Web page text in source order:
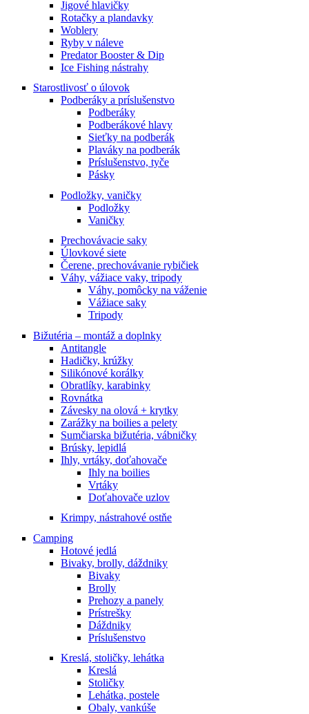
Jigové hlavičky
Rotačky a plandavky
Woblery
Ryby v náleve
Predator Booster & Dip
Ice Fishing nástrahy
Starostlivosť o úlovok
Podberáky a príslušenstvo
Podberáky
Podberákové hlavy
Sieťky na podberák
Plaváky na podberák
Príslušenstvo, tyče
Pásky
Podložky, vaničky
Podložky
Vaničky
Prechovávacie saky
Úlovkové siete
Čerene, prechovávanie rybičiek
Váhy, vážiace vaky, tripody
Váhy, pomôcky na váženie
Vážiace saky
Tripody
Bižutéria – montáž a doplnky
Antitangle
Hadičky, krúžky
Silikónové korálky
Obratlíky, karabinky
Rovnátka
Závesky na olová + krytky
Zarážky na boilies a pelety
Sumčiarska bižutéria, vábničky
Brúsky, lepidlá
Ihly, vrtáky, doťahovače
Ihly na boilies
Vrtáky
Doťahovače uzlov
Krimpy, nástrahové ostňe
Camping
Hotové jedlá
Bivaky, brolly, dáždniky
Bivaky
Brolly
Prehozy a panely
Prístrešky
Dáždniky
Príslušenstvo
Kreslá, stoličky, lehátka
Kreslá
Stoličky
Lehátka, postele
Obaly, vankúše